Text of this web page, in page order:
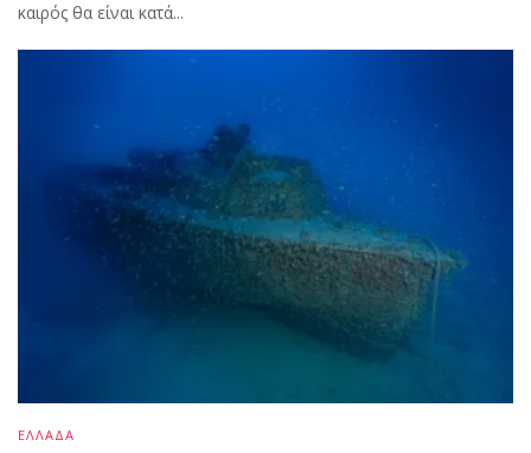
καιρός θα είναι κατά...
ΕΛΛΑΔΑ